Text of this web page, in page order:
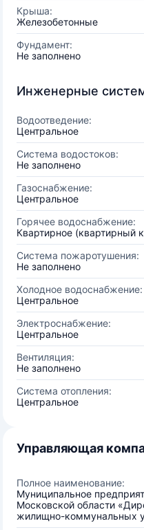
Крыша:
Железобетонные
Фундамент:
Не заполнено
Инженерные
Водоотведение:
Центральное
Система водостоков:
Не заполнено
Газоснабжение:
Центральное
Горячее водоснабжение:
Квартирное (квартирный
Система пожаротушения:
Не заполнено
Холодное водоснабжение:
Центральное
Электроснабжение:
Центральное
Вентиляция:
Не заполнено
Система отопления:
Центральное
Управляющая
Полное наименование:
Муниципальное
Московской области
жилищно-коммунальных